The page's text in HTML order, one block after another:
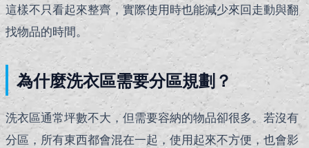
這樣不只看起來整齊，實際使用時也能減少來回走動與翻
找物品的時間。
為什麼洗衣區需要分區規劃？
洗衣區通常坪數不大，但需要容納的物品卻很多。若沒有
分區，所有東西都會混在一起，使用起來不方便，也會影